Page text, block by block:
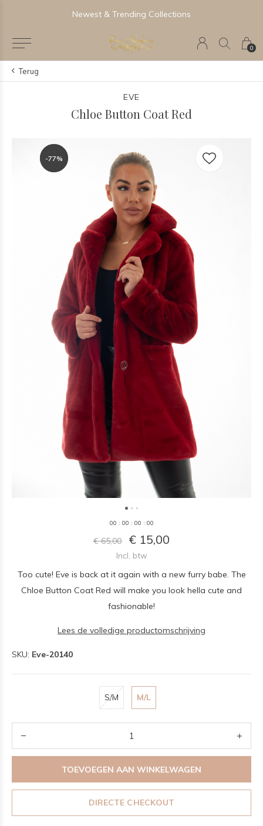
0
Newest & Trending Collections
Terug
EVE
Chloe Button Coat Red
-77%
-77%
00 : 00 : 00 : 00
€ 65,00 € 15,00
Incl. btw
Too cute! Eve is back at it again with a new furry babe. The
Chloe Button Coat Red will make you look hella cute and
fashionable!
Lees de volledige productomschrijving
SKU: Eve-20140
S/M M/L
TOEVOEGEN AAN WINKELWAGEN
DIRECTE CHECKOUT